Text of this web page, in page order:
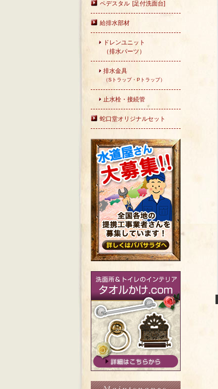
ペデスタル [足付洗面台]
給排水部材
ドレンユニット
（排水パーツ）
排水金具
（Sトラップ・Pトラップ）
止水栓・接続管
蛇口堂オリジナルセット